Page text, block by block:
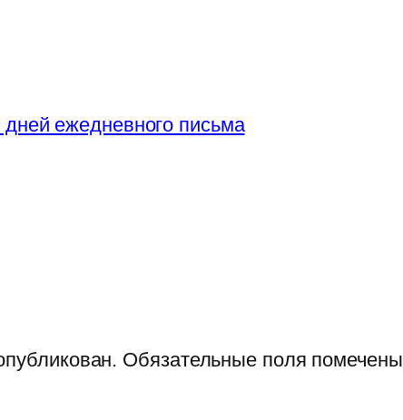
ежедневного письма
Обязательные поля помечены